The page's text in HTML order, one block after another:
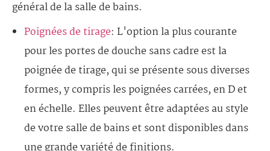
général de la salle de bains.
Poignées de tirage: L'option la plus courante
pour les portes de douche sans cadre est la
poignée de tirage, qui se présente sous diverses
formes, y compris les poignées carrées, en D et
en échelle. Elles peuvent être adaptées au style
de votre salle de bains et sont disponibles dans